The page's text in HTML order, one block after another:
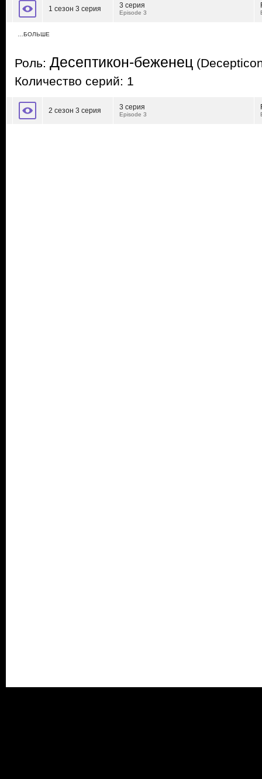
1 сезон 3 серия 3 серия
Episode 3
…БОЛЬШЕ
Роль: Десептикон-беженец
Количество серий: 1
2 сезон 3 серия 3 серия
Episode 3